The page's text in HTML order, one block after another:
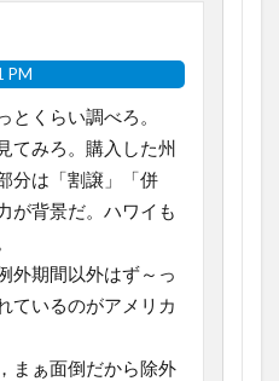
PM
とくらい調べろ。
てみろ。購入した州
分は「割譲」「併
が背景だ。ハワイも
外期間以外はず～っ
ているのがアメリカ
まぁ面倒だから除外